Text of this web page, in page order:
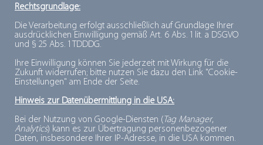
Rechtsgrundlage:
Die Verarbeitung erfolgt ausschließlich auf Grundlage Ihrer
ausdrücklichen Einwilligung gemäß Art. 6 Abs. 1 lit. a DSGVO
und § 25 Abs. 1 TDDDG.
Ihre Einwilligung können Sie jederzeit mit Wirkung für die
Zukunft widerrufen; bitte nutzen Sie dazu den Link "Cookie-
Einstellungen" am Ende der Seite.
Hinweis zur Datenübermittlung in die USA:
Bei der Nutzung von Google-Diensten (Tag Manager,
Analytics) kann es zur Übertragung personenbezogener
Daten, insbesondere Ihrer IP-Adresse, in die USA kommen.
Entwicklung getrieben. Laut dem Unternehmen ist die
in Nonnweiler installierte Produktionsanlage die
weltweit modernste dieser Art und wurde nach den
aktuellsten Maßstäben für Umwelt-,Hygiene-,
Produkt- sowie Arbeitssicherheit gebaut. Sie
verbrauche im Vergleich zu bisherigen
Produktionsanlagen deutlich weniger Wasser und
Energie – und dass bei gleichzeitig höherer Effektivität